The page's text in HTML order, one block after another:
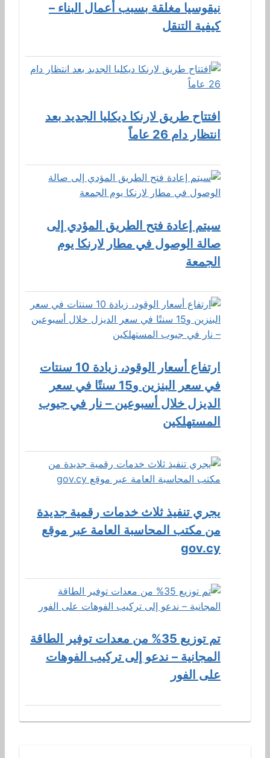
نيقوسيا مغلقة بسبب أعمال البناء –
كيفية التنقل
افتتاح طريق لارنكا ديكليا الجديد بعد
انتظار دام 26 عاماً
سيتم إعادة فتح الطريق المؤدي إلى
صالة الوصول في مطار لارنكا يوم
الجمعة
ارتفاع أسعار الوقود، زيادة 10 سنتات
في سعر البنزين و15 سنتًا في سعر
الديزل خلال أسبوعين – نار في جيوب
المستهلكين
يجري تنفيذ ثلاث خدمات رقمية جديدة
من مكتب المحاسبة العامة عبر موقع
gov.cy
تم توزيع 35% من معدات توفير الطاقة
المجانية – ندعو إلى تركيب الفوهات
على الفور